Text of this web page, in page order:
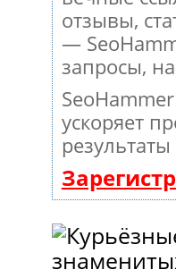
отзывы,
—
запросы,
ускоряет